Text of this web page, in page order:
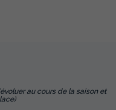
au cours de la saison et